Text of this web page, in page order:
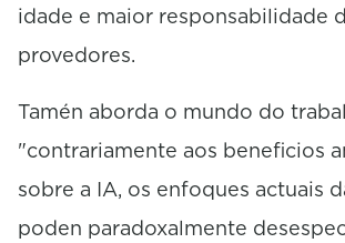
idade e maior responsabilidade
provedores.
Tamén aborda o mundo do
"contrariamente aos beneficios
sobre a IA, os enfoques actuais
poden paradoxalmente